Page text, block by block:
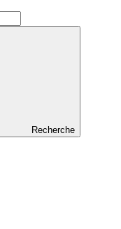
Recherche